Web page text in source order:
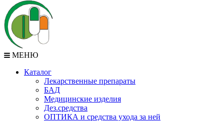
МЕНЮ
Каталог
Лекарственные препараты
БАД
Медицинские изделия
Дез.средства
ОПТИКА и средства ухода за ней